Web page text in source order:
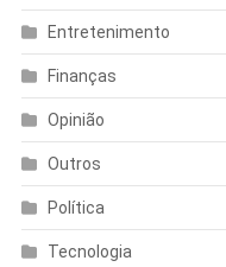
Entretenimento
Finanças
Opinião
Outros
Política
Tecnologia